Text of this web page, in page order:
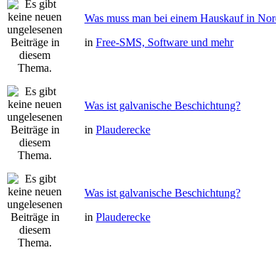
Was muss man bei einem Hauskauf in
in Free-SMS, Software und mehr
Was ist galvanische Beschichtung?
in Plauderecke
Was ist galvanische Beschichtung?
in Plauderecke